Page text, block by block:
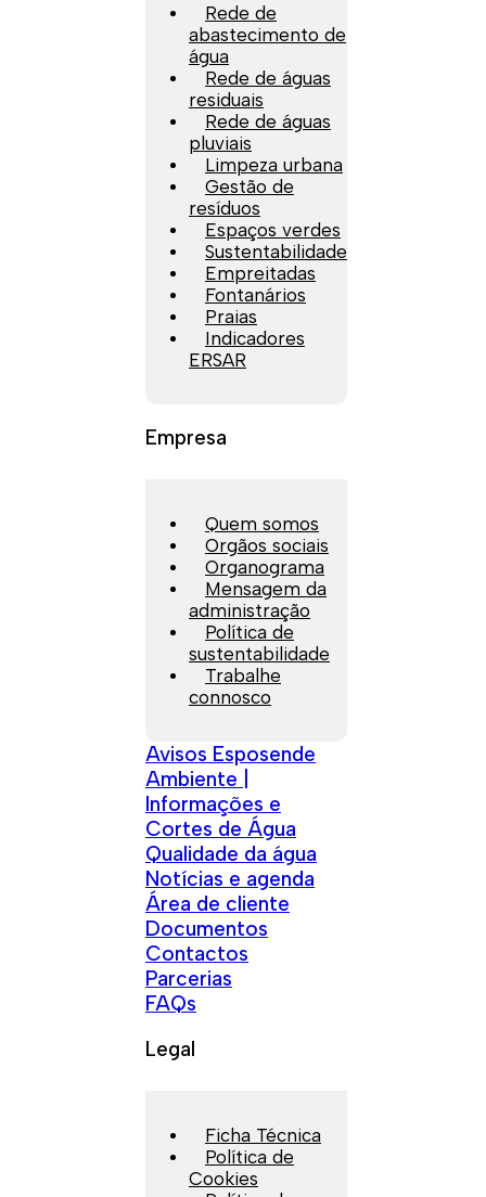
Rede de
abastecimento de
água
Rede de águas
residuais
Rede de águas
pluviais
Limpeza urbana
Gestão de
resíduos
Espaços verdes
Sustentabilidade
Empreitadas
Fontanários
Praias
Indicadores
ERSAR
Empresa
Quem somos
Orgãos sociais
Organograma
Mensagem da
administração
Política de
sustentabilidade
Trabalhe
connosco
Avisos Esposende
Ambiente |
Informações e
Cortes de Água
Qualidade da água
Notícias e agenda
Área de cliente
Documentos
Contactos
Parcerias
FAQs
Legal
Ficha Técnica
Política de
Cookies